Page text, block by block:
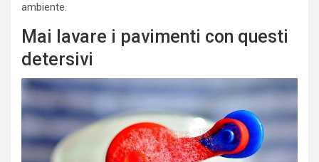
ambiente.
Mai lavare i pavimenti con questi
detersivi